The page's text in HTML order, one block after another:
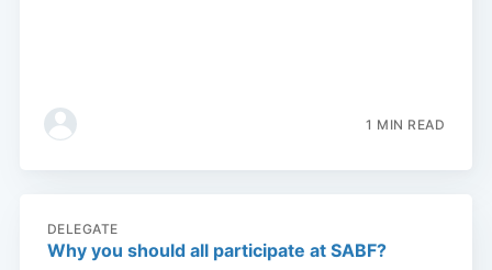
1 MIN READ
DELEGATE
Why you should all participate at SABF?